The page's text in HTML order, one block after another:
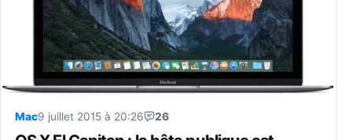
Mac9 juillet 2015 à 20:26 26